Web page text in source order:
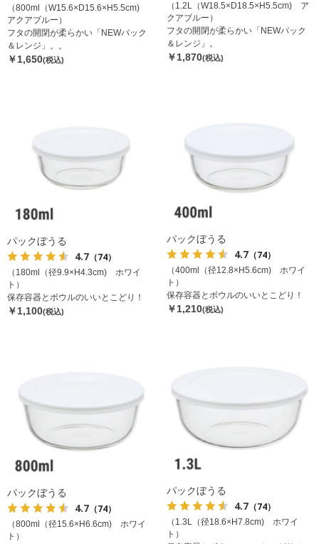
（800ml（W15.6×D15.6×H5.5cm)
アクアブルー）
フタの開閉が柔らかい「NEWパック
＆レンジ」。。
￥1,650(税込)
（1.2L（W18.5×D18.5×H5.5cm) ア
クアブルー）
フタの開閉が柔らかい「NEWパック
＆レンジ」。
￥1,870(税込)
パックぼうる
4.7 （74）
（180ml（径9.9×H4.3cm) ホワイ
ト）
保存容器とボウルのいいとこどり！
￥1,100(税込)
パックぼうる
4.7 （74）
（400ml（径12.8×H5.6cm) ホワイ
ト）
保存容器とボウルのいいとこどり！
￥1,210(税込)
パックぼうる
4.7 （74）
（800ml（径15.6×H6.6cm) ホワイ
ト）
パックぼうる
4.7 （74）
（1.3L（径18.6×H7.8cm) ホワイ
ト）